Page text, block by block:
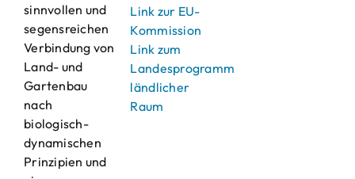
sinnvollen und
segensreichen
Verbindung von
Land- und
Gartenbau
nach
biologisch-
dynamischen
Prinzipien und
Link zur EU-
Kommission
Link zum
Landesprogramm
ländlicher
Raum